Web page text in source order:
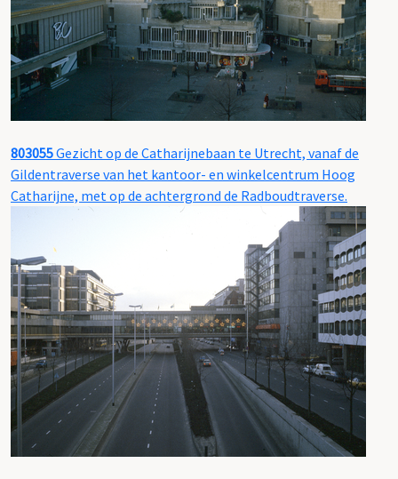
803055Gezicht op de Catharijnebaan te Utrecht, vanaf de
Gildentraverse van het kantoor- en winkelcentrum Hoog
Catharijne, met op de achtergrond de Radboudtraverse.